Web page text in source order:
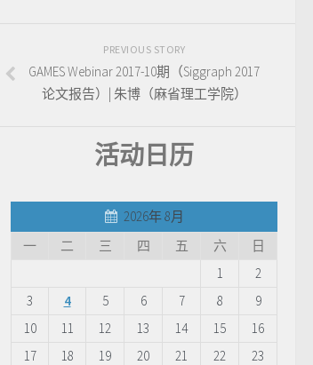
PREVIOUS STORY
GAMES Webinar 2017-10期（Siggraph 2017
论文报告）| 朱博（麻省理工学院）
活动日历
2026年 8月
一
二 三 四 五 六
日
1
2
3
4 5 6 7 8
9
10
11 12 13 14 15
16
17
18 19 20 21 22
23